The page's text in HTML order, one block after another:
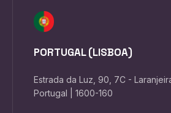
PORTUGAL (LISBOA)
Estrada da Luz, 90, 7C -
Portugal | 1600-160